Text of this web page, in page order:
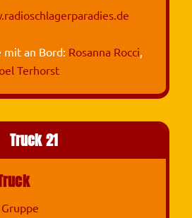
mit an Bord: Rosanna Rocci,
Terhorst
Truck 21